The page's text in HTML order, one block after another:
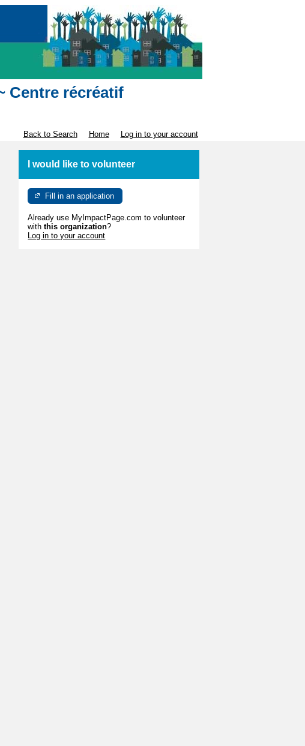
Centre récréatif
Back to Search Home Log in to your account
I would like to volunteer
Fill in an application
Already use MyImpactPage.com to volunteer
withthis organization?
Log in to your account